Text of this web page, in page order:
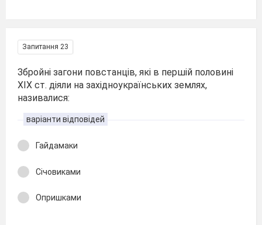
Запитання 23
Збройні загони повстанців, які в першій половині
XIX ст. діяли на західноукраїнських землях,
називалися:
варіанти відповідей
Гайдамаки
Січовиками
Опришками